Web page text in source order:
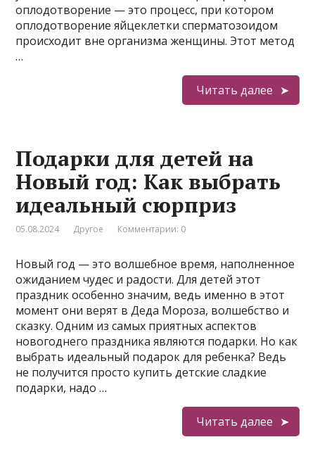
оплодотворение — это процесс, при котором
оплодотворение яйцеклетки сперматозоидом
происходит вне организма женщины. Этот метод
…
Читать далее
Подарки для детей на
Новый год: Как выбрать
идеальный сюрприз
05.08.2024 Другое Комментарии: 0
Новый год — это волшебное время, наполненное
ожиданием чудес и радости. Для детей этот
праздник особенно значим, ведь именно в этот
момент они верят в Деда Мороза, волшебство и
сказку. Одним из самых приятных аспектов
новогоднего праздника являются подарки. Но как
выбрать идеальный подарок для ребенка? Ведь
не получится просто купить детские сладкие
подарки, надо …
Читать далее